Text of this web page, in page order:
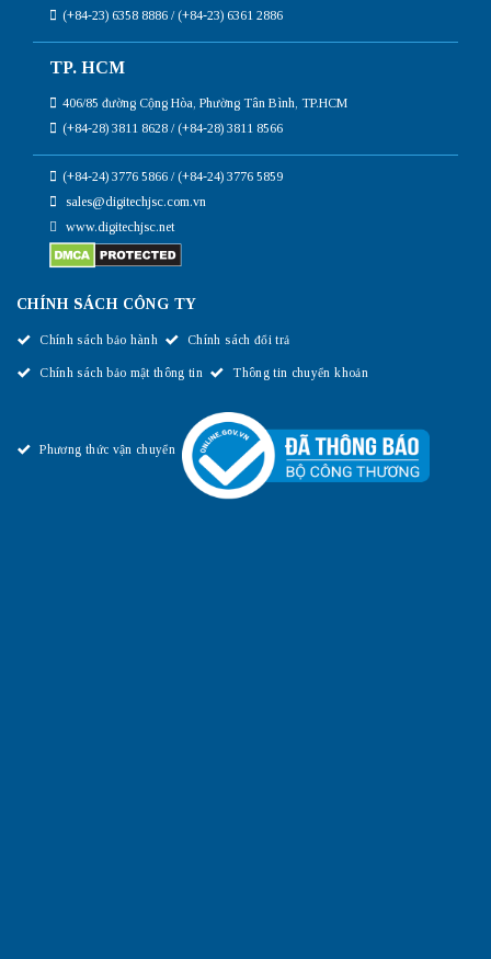
(+84-23) 6358 8886 / (+84-23) 6361 2886
TP. HCM
406/85 đường Cộng Hòa, Phường Tân Bình, TP.HCM
(+84-28) 3811 8628 / (+84-28) 3811 8566
(+84-24) 3776 5866 / (+84-24) 3776 5859
sales@digitechjsc.com.vn
www.digitechjsc.net
CHÍNH SÁCH CÔNG TY
Chính sách bảo hành Chính sách đổi trả
Chính sách bảo mật thông tin Thông tin chuyển khoản
Phương thức vận chuyển